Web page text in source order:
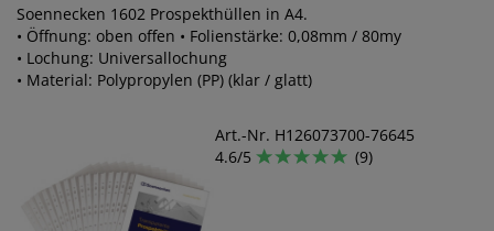
Soennecken 1602 Prospekthüllen in A4.
• Öffnung: oben offen • Folienstärke: 0,08mm / 80my
• Lochung: Universallochung
• Material: Polypropylen (PP) (klar / glatt)
Art.-Nr. H126073700-76645
4.6/5
(9)